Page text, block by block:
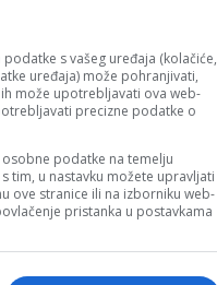
vama.
s vašeg uređaja (kolačiće,
uređaja) može pohranjivati,
može upotrebljavati ova web-
precizne podatke o
podatke na temelju
tim, u nastavku možete upravljati
ove stranice ili na izborniku web-
pristanka u postavkama